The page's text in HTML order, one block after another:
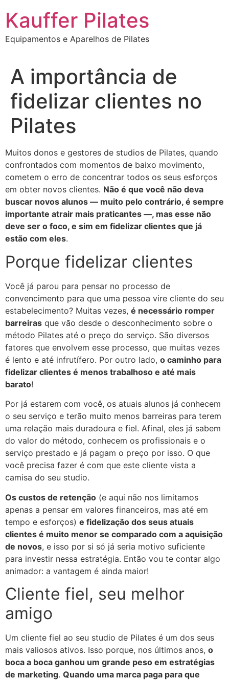
para
conteúdo
Kauffer Pilates
Equipamentos e Aparelhos de Pilates
A importância de
fidelizar clientes no
Pilates
Muitos donos e gestores de studios de Pilates, quando
confrontados com momentos de baixo movimento,
cometem o erro de concentrar todos os seus esforços
em obter novos clientes. Não é que você não deva
buscar novos alunos — muito pelo contrário, é sempre
importante atrair mais praticantes —, mas esse não
deve ser o foco, e sim em fidelizar clientes que já
estão com eles.
Porque fidelizar clientes
Você já parou para pensar no processo de
convencimento para que uma pessoa vire cliente do seu
estabelecimento? Muitas vezes, é necessário romper
barreiras que vão desde o desconhecimento sobre o
método Pilates até o preço do serviço. São diversos
fatores que envolvem esse processo, que muitas vezes
é lento e até infrutífero. Por outro lado, o caminho para
fidelizar clientes é menos trabalhoso e até mais
barato!
Por já estarem com você, os atuais alunos já conhecem
o seu serviço e terão muito menos barreiras para terem
uma relação mais duradoura e fiel. Afinal, eles já sabem
do valor do método, conhecem os profissionais e o
serviço prestado e já pagam o preço por isso. O que
você precisa fazer é com que este cliente vista a
camisa do seu studio.
Os custos de retenção (e aqui não nos limitamos
apenas a pensar em valores financeiros, mas até em
tempo e esforços) e fidelização dos seus atuais
clientes é muito menor se comparado com a aquisição
de novos, e isso por si só já seria motivo suficiente
para investir nessa estratégia. Então vou te contar algo
animador: a vantagem é ainda maior!
Cliente fiel, seu melhor
amigo
Um cliente fiel ao seu studio de Pilates é um dos seus
mais valiosos ativos. Isso porque, nos últimos anos, o
boca a boca ganhou um grande peso em estratégias
de marketing. Quando uma marca paga para que